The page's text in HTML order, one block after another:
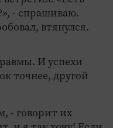
- спрашиваю.
втянулся.
И успехи
точнее, другой
- говорит их